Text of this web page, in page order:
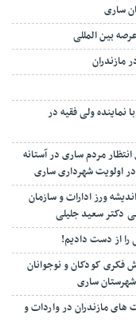
ساری
بین المللی
مازندران
نماینده ولی فقیه در
خدمت ( پل تا پل)پس از ۱۲ سال انتظار مردم ساری در آستانه
اولویت شهرداری ساری
ورز ادارات و سازمان
دکتر سعید جلیلی
را از دست دادیم!
فکری کودکان و نوجوانان
ساری
های مازندران در واردات و